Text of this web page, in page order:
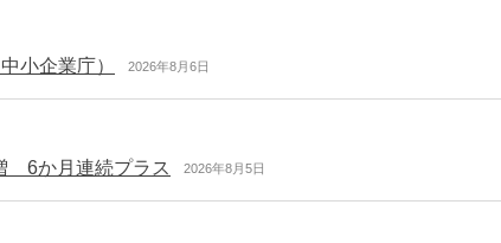
小企業庁） 2026年8月6日
6か月連続プラス 2026年8月5日